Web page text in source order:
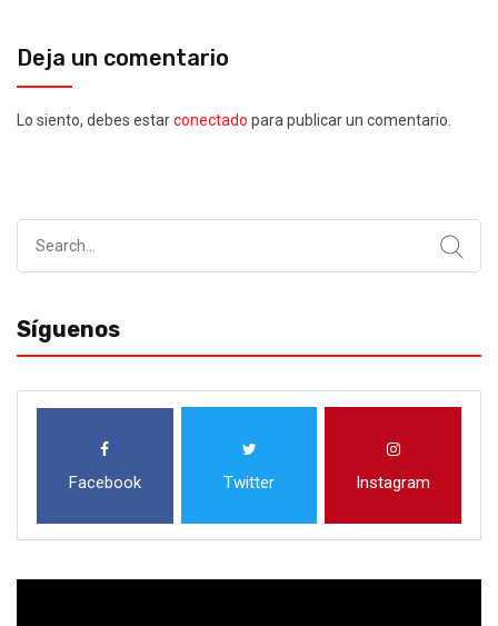
Deja un comentario
Lo siento, debes estarconectado para publicar un comentario.
Síguenos
Facebook Twitter Instagram